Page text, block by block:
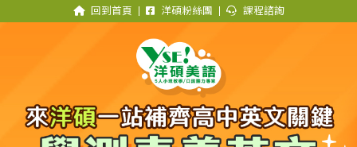
回到首頁 洋碩粉絲團 課程諮詢